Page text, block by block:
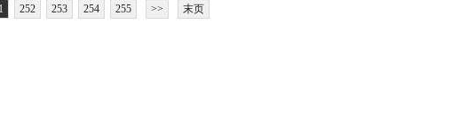
252 253 254 255 >> 末页